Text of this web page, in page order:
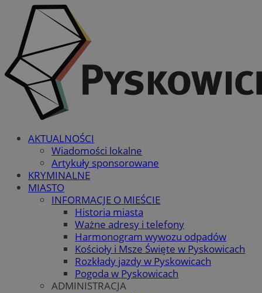
AKTUALNOŚCI
Wiadomości lokalne
Artykuły sponsorowane
KRYMINALNE
MIASTO
INFORMACJE O MIEŚCIE
Historia miasta
Ważne adresy i telefony
Harmonogram wywozu odpadów
Kościoły i Msze Święte w Pyskowicach
Rozkłady jazdy w Pyskowicach
Pogoda w Pyskowicach
ADMINISTRACJA